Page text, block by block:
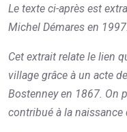
Le texte ci-après est
Michel Démares en 1997.
Cet extrait relate le lien
village grâce à un acte
Bostenney en 1867. On
contribué à la naissance